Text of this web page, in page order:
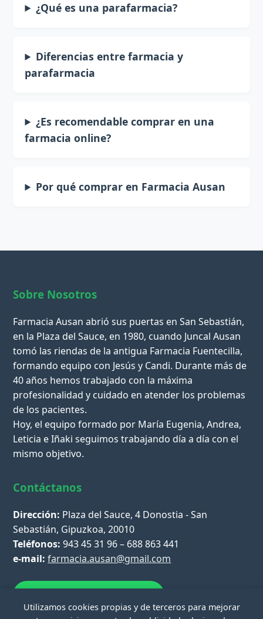
¿Qué es una parafarmacia?
Diferencias entre farmacia y
parafarmacia
¿Es recomendable comprar en una
farmacia online?
Por qué comprar en Farmacia Ausan
Sobre Nosotros
Farmacia Ausan abrió sus puertas en San Sebastián,
en la Plaza del Sauce, en 1980, cuando Juncal Ausan
tomó las riendas de la antigua Farmacia Fuentecilla,
formando equipo con Jesús y Candi. Durante más de
40 años hemos trabajado con la máxima
profesionalidad y cuidado en atender los problemas
de los pacientes.
Hoy, el equipo formado por María Eugenia, Andrea,
Leticia e Iñaki seguimos trabajando día a día con el
mismo objetivo.
Contáctanos
Dirección: Plaza del Sauce, 4 Donostia - San
Sebastián, Gipuzkoa, 20010
Teléfonos: 943 45 31 96 – 688 863 441
e-mail: farmacia.ausan@gmail.com
Utilizamos cookies propias y de terceros para mejorar